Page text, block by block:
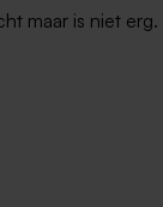
maar is niet erg.